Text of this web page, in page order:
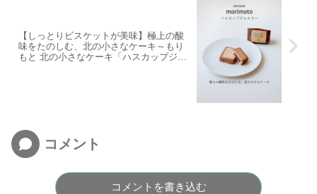
【しっとりビスケットが美味】極上の酸
味をたのしむ、北の小さなケーキ～もり
もと 北の小さなケーキ「ハスカップジュ
コメント
コメントを書き込む